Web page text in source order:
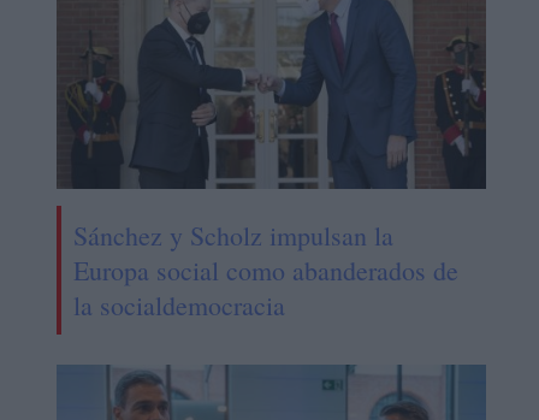
Sánchez y Scholz impulsan la
Europa social como abanderados de
la socialdemocracia